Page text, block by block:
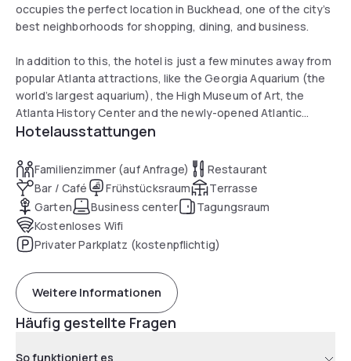
occupies the perfect location in Buckhead, one of the city’s
best neighborhoods for shopping, dining, and business.
In addition to this, the hotel is just a few minutes away from
popular Atlanta attractions, like the Georgia Aquarium (the
world’s largest aquarium), the High Museum of Art, the
Atlanta History Center and the newly-opened Atlantic
Station.
Hotelausstattungen
Familienzimmer (auf Anfrage)
Restaurant
Bar / Café
Frühstücksraum
Terrasse
Garten
Business center
Tagungsraum
Kostenloses Wifi
Privater Parkplatz (kostenpflichtig)
Weitere Informationen
Häufig gestellte Fragen
So funktioniert es